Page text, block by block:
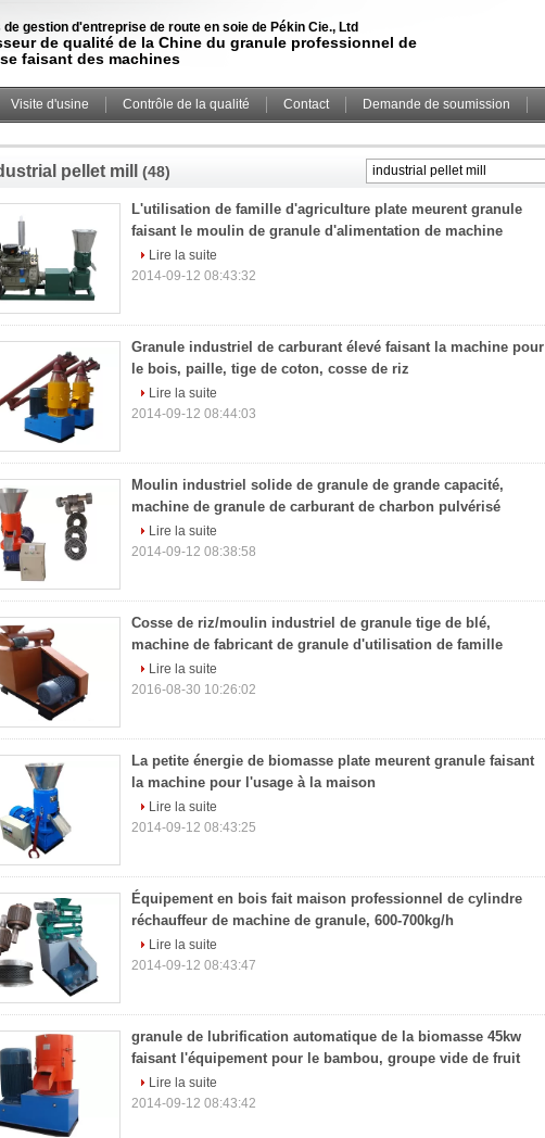
gestion d'entreprise de route en soie de Pékin Cie., Ltd
de qualité de la Chine du granule professionnel de
faisant des machines
Visite d'usine Contrôle de la qualité Contact
Demande de soumission
pellet mill (48)
L'utilisation de famille d'agriculture plate meurent granule
faisant le moulin de granule d'alimentation de machine
Lire la suite
2014-09-12 08:43:32
Granule industriel de carburant élevé faisant la machine pour
le bois, paille, tige de coton, cosse de riz
Lire la suite
2014-09-12 08:44:03
Moulin industriel solide de granule de grande capacité,
machine de granule de carburant de charbon pulvérisé
Lire la suite
2014-09-12 08:38:58
Cosse de riz/moulin industriel de granule tige de blé,
machine de fabricant de granule d'utilisation de famille
Lire la suite
2016-08-30 10:26:02
La petite énergie de biomasse plate meurent granule faisant
la machine pour l'usage à la maison
Lire la suite
2014-09-12 08:43:25
Équipement en bois fait maison professionnel de cylindre
réchauffeur de machine de granule, 600-700kg/h
Lire la suite
2014-09-12 08:43:47
granule de lubrification automatique de la biomasse 45kw
faisant l'équipement pour le bambou, groupe vide de fruit
Lire la suite
2014-09-12 08:43:42